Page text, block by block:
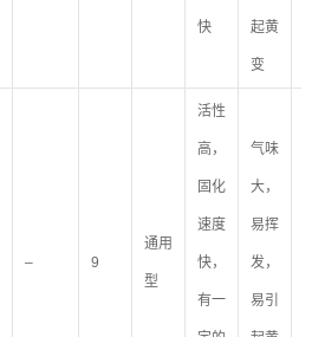
快 起黄
变
– 9
通用
型
活性
高，
固化
速度
快，
有一
气味
大，
易挥
发，
易引